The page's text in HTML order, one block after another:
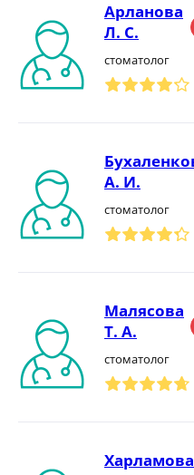
Арланова
Л. С.
стоматолог
А. И.
стоматолог
Малясова
Т. А.
стоматолог
Харламова